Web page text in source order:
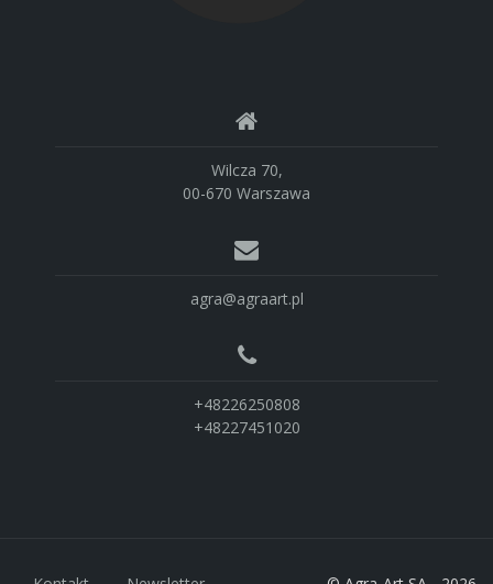
Wilcza 70,
00-670 Warszawa
agra@agraart.pl
+48226250808
+48227451020